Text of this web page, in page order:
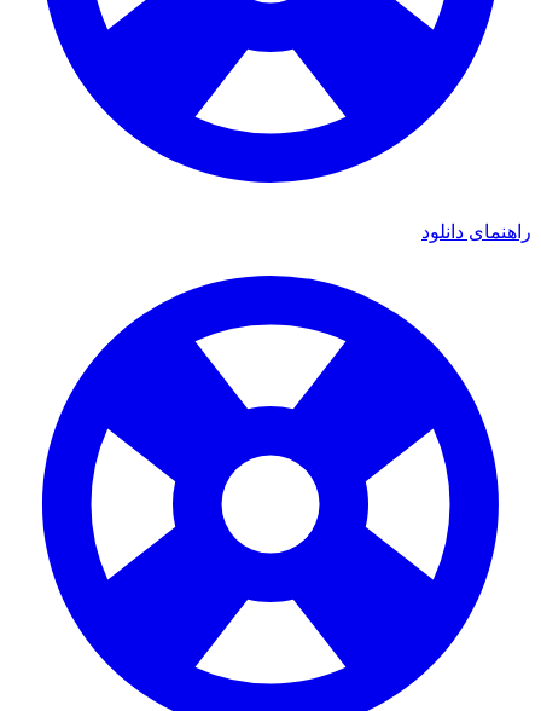
راهنمای دانلود